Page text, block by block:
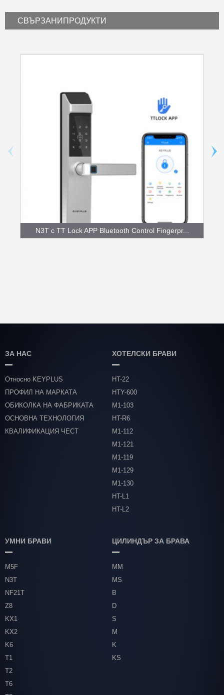
СВЪРЗАНИ ПРОДУКТИ
N3T с TT Lock APP Bluetooth Control Fingerpr...
ЗА НАС
Относно KEYPLUS
ПРОФИЛ НА МАРКАТА
ОБИКОЛКА НА ФАБРИКАТА
ОСНОВНА ТЕХНОЛОГИЯ
КВАЛИФИКАЦИЯ ЧЕСТ
ХОТЕЛСКИ БРАВИ
HT-22
HTY-600
М1-103
HT-R6
М1-112
М1-121
М1-119
М1-129
М1-130
HT-L1
HT-L2
УМНИ БРАВИ
M5F
N3T
NF21T
Z8
KX1
KX2
K6
T1
T2
T6
ЦИЛИНДЪР ЗА БРАВА
MM
MS
B
D
S
M
K
KS